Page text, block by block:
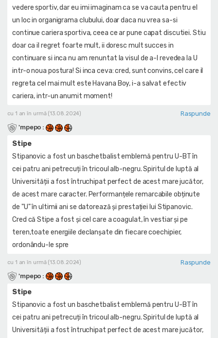
vedere sportiv, dar eu imi imaginam ca se va cauta pentru el
un loc in organigrama clubului, doar daca nu vrea sa-si
continue cariera sportiva, ceea ce ar pune capat discutiei. Stiu
doar ca il regret foarte mult, ii doresc mult succes in
continuare si inca nu am renuntat la visul de a-l revedea la U
intr-o noua postura! Si inca ceva: cred, sunt convins, cel care il
regreta cel mai mult este Havana Boy, i-a salvat efectiv
cariera, intr-un anumit moment!
cu 1 an în urmă (13.08.2024)
Raspunde
'mpepo :
Stipe
Stipanovic a fost un baschetbalist emblemă pentru U-BT în
cei patru ani petrecuți în tricoul alb-negru. Spiritul de luptă al
Universității a fost întruchipat perfect de acest mare jucător,
de acest mare caracter. Performanțele remarcabile obținute
de "U" în ultimii ani se datorează și prestației lui Stipanovic.
Cred că Stipe a fost și cel care a coagulat, în vestiar și pe
teren,toate energiile declanșate din fiecare coechipier,
ordonându-le spre
cu 1 an în urmă (13.08.2024)
Raspunde
'mpepo :
Stipe
Stipanovic a fost un baschetbalist emblemă pentru U-BT în
cei patru ani petrecuți în tricoul alb-negru. Spiritul de luptă al
Universității a fost întruchipat perfect de acest mare jucător,